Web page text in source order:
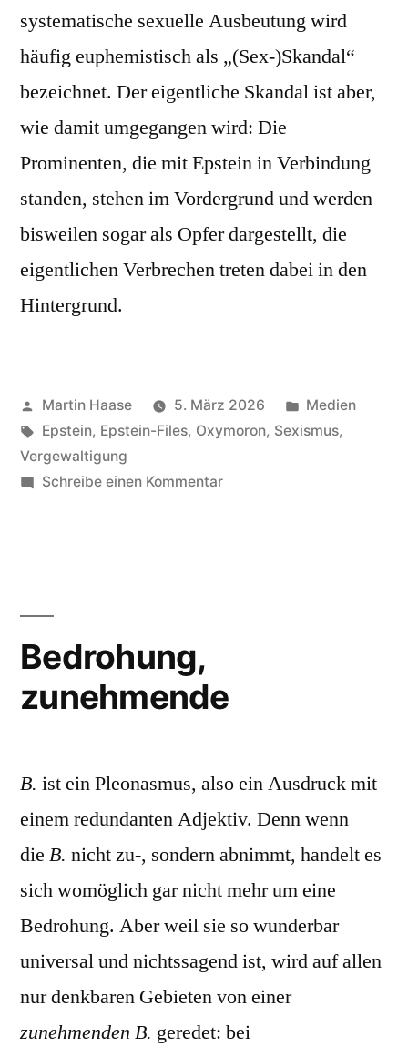
systematische sexuelle Ausbeutung wird
häufig euphemistisch als „(Sex-)Skandal“
bezeichnet. Der eigentliche Skandal ist aber,
wie damit umgegangen wird: Die
Prominenten, die mit Epstein in Verbindung
standen, stehen im Vordergrund und werden
bisweilen sogar als Opfer dargestellt, die
eigentlichen Verbrechen treten dabei in den
Hintergrund.
Veröffentlicht
von
Martin Haase 5. März 2026
Veröffentlicht
in
Medien
Schlagwörter:
Epstein, Epstein-Files, Oxymoron, Sexismus,
Vergewaltigung
Schreibe einen Kommentarzu
Bedrohung,
zunehmende
B. ist ein Pleonasmus, also ein Ausdruck mit
einem redundanten Adjektiv. Denn wenn
die B. nicht zu-, sondern abnimmt, handelt es
sich womöglich gar nicht mehr um eine
Bedrohung. Aber weil sie so wunderbar
universal und nichtssagend ist, wird auf allen
nur denkbaren Gebieten von einer
zunehmenden B. geredet: bei